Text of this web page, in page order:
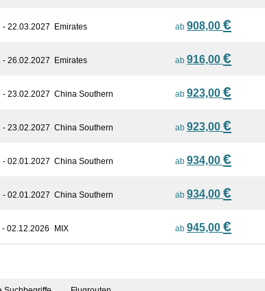
- 22.03.2027 Emirates ab 908,00 €
- 26.02.2027 Emirates ab 916,00 €
- 23.02.2027 China Southern ab 923,00 €
- 23.02.2027 China Southern ab 923,00 €
- 02.01.2027 China Southern ab 934,00 €
- 02.01.2027 China Southern ab 934,00 €
- 02.12.2026 MIX ab 945,00 €